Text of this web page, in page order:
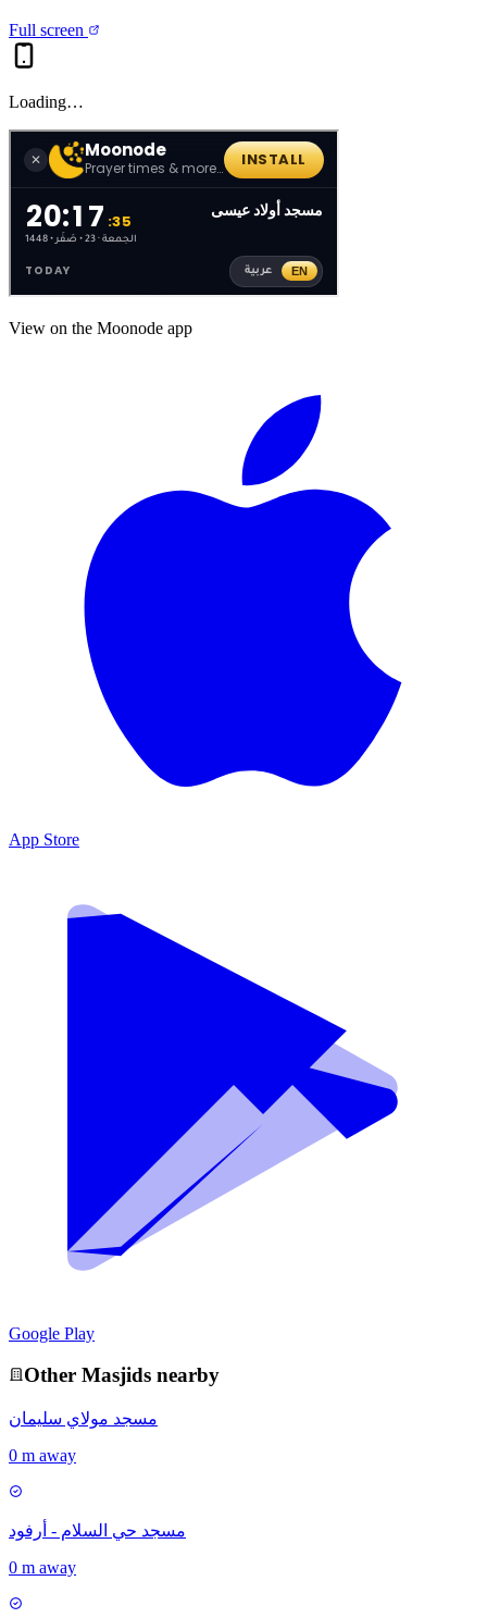
Full screen
Loading…
View on the Moonode app
App Store
Google Play
Other Masjids nearby
مسجد مولاي سليمان
0 m away
مسجد حي السلام - أرفود
0 m away